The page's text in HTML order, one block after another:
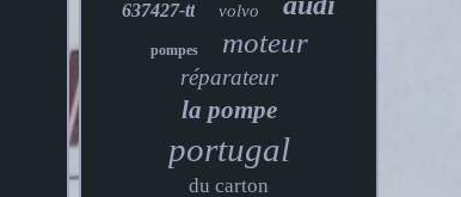
637427-tt volvo
pompes moteur
réparateur
la pompe
portugal
du carton